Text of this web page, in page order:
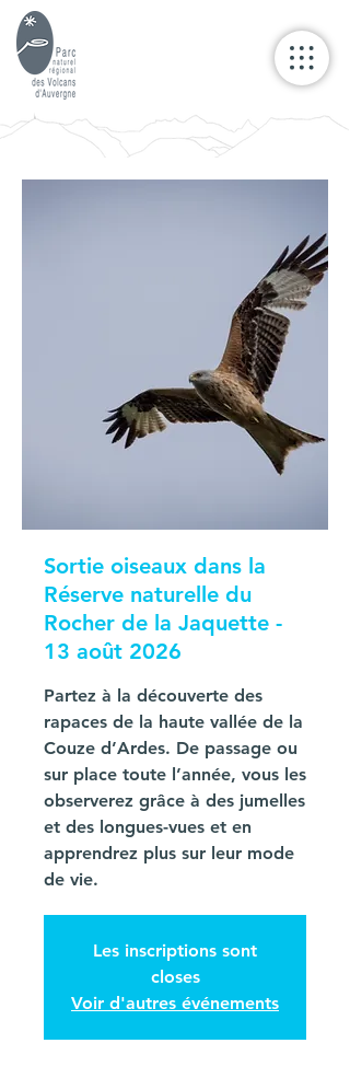
Sortie oiseaux dans la
Réserve naturelle du
Rocher de la Jaquette -
13 août 2026
Partez à la découverte des
rapaces de la haute vallée de la
Couze d’Ardes. De passage ou
sur place toute l’année, vous les
observerez grâce à des jumelles
et des longues-vues et en
apprendrez plus sur leur mode
de vie.
Les inscriptions sont
closes
Voir d'autres événements